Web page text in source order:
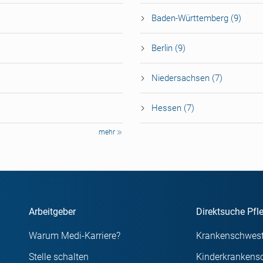
mehr
Baden-Württemberg (9)
Berlin (9)
Niedersachsen (7)
Hessen (7)
Arbeitgeber
Warum Medi-Karriere?
Stelle schalten
Direktsuche